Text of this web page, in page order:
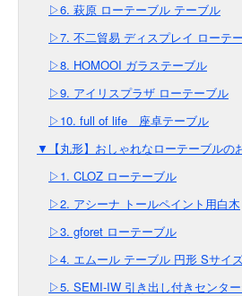
▷6. 萩原 ローテーブル テーブル
▷7. 不二貿易 ディスプレイ ローテ
▷8. HOMOOI ガラステーブル
▷9. アイリスプラザ ローテーブル
▷10. full of life 座卓テーブル
▼【丸形】おしゃれなローテーブルの
▷1. CLOZ ローテーブル
▷2. アシーナ トールペイント用白木
▷3. gforet ローテーブル
▷4. エムール テーブル 円形 Sサイ
▷5. SEMI-IW 引き出し付きセンタ